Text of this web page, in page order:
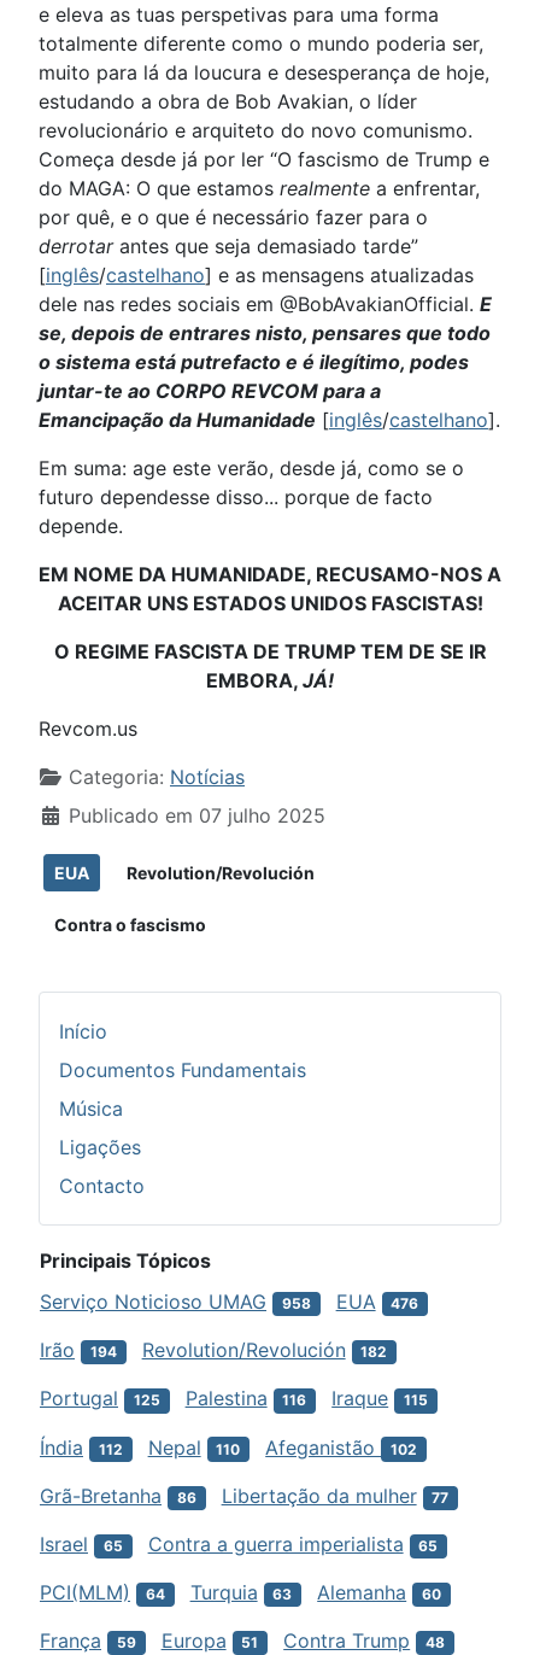
e eleva as tuas perspetivas para uma forma
totalmente diferente como o mundo poderia ser,
muito para lá da loucura e desesperança de hoje,
estudando a obra de Bob Avakian, o líder
revolucionário e arquiteto do novo comunismo.
Começa desde já por ler “O fascismo de Trump e
do MAGA: O que estamos realmente a enfrentar,
por quê, e o que é necessário fazer para o
derrotarantes que seja demasiado tarde”
[inglês/castelhano] e as mensagens atualizadas
dele nas redes sociais em @BobAvakianOfficial. E
se, depois de entrares nisto, pensares que todo
o sistema está putrefacto e é ilegítimo, podes
juntar-te ao CORPO REVCOM para a
Emancipação da Humanidade [inglês/castelhano].
Em suma: age este verão, desde já, como se o
futuro dependesse disso... porque de facto
depende.
EM NOME DA HUMANIDADE, RECUSAMO-NOS A
ACEITAR UNS ESTADOS UNIDOS FASCISTAS!
O REGIME FASCISTA DE TRUMP TEM DE SE IR
EMBORA, JÁ!
Revcom.us
Detalhes
Categoria: Notícias
Publicado em 07 julho 2025
EUA Revolution/Revolución
Contra o fascismo
Início
Documentos Fundamentais
Música
Ligações
Contacto
Principais Tópicos
Serviço Noticioso UMAG
958 EUA 476
Irão 194 Revolution/Revolución 182
Portugal 125 Palestina 116 Iraque 115
Índia 112 Nepal 110 Afeganistão 102
Grã-Bretanha 86 Libertação da mulher 77
Israel 65 Contra a guerra imperialista 65
PCI(MLM) 64 Turquia 63 Alemanha 60
França 59 Europa 51 Contra Trump 48